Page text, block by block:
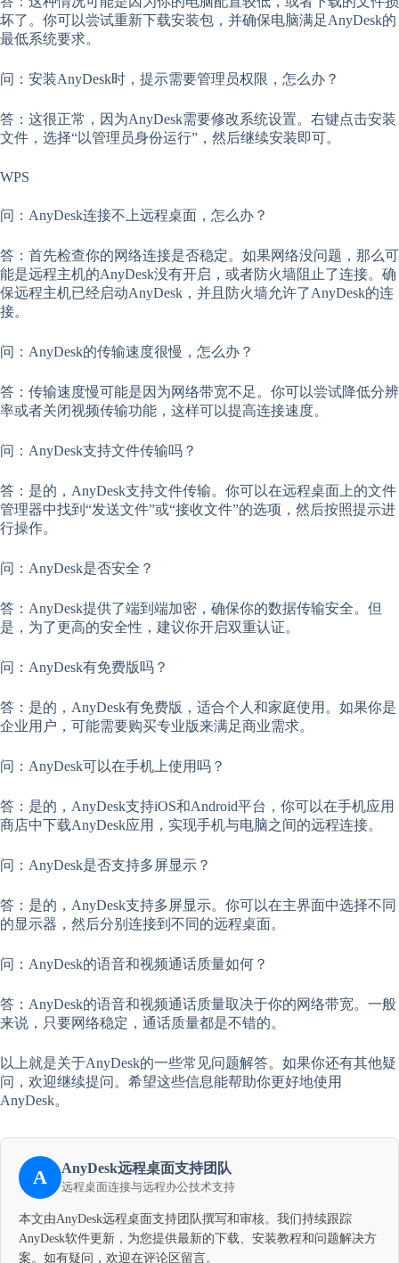
坏了。你可以尝试重新下载安装包，并确保电脑满足AnyDesk的
最低系统要求。
问：安装AnyDesk时，提示需要管理员权限，怎么办？
答：这很正常，因为AnyDesk需要修改系统设置。右键点击安装
文件，选择“以管理员身份运行”，然后继续安装即可。
WPS
问：AnyDesk连接不上远程桌面，怎么办？
答：首先检查你的网络连接是否稳定。如果网络没问题，那么可
能是远程主机的AnyDesk没有开启，或者防火墙阻止了连接。确
保远程主机已经启动AnyDesk，并且防火墙允许了AnyDesk的连
接。
问：AnyDesk的传输速度很慢，怎么办？
答：传输速度慢可能是因为网络带宽不足。你可以尝试降低分辨
率或者关闭视频传输功能，这样可以提高连接速度。
问：AnyDesk支持文件传输吗？
答：是的，AnyDesk支持文件传输。你可以在远程桌面上的文件
管理器中找到“发送文件”或“接收文件”的选项，然后按照提示进
行操作。
问：AnyDesk是否安全？
答：AnyDesk提供了端到端加密，确保你的数据传输安全。但
是，为了更高的安全性，建议你开启双重认证。
问：AnyDesk有免费版吗？
答：是的，AnyDesk有免费版，适合个人和家庭使用。如果你是
企业用户，可能需要购买专业版来满足商业需求。
问：AnyDesk可以在手机上使用吗？
答：是的，AnyDesk支持iOS和Android平台，你可以在手机应用
商店中下载AnyDesk应用，实现手机与电脑之间的远程连接。
问：AnyDesk是否支持多屏显示？
答：是的，AnyDesk支持多屏显示。你可以在主界面中选择不同
的显示器，然后分别连接到不同的远程桌面。
问：AnyDesk的语音和视频通话质量如何？
答：AnyDesk的语音和视频通话质量取决于你的网络带宽。一般
来说，只要网络稳定，通话质量都是不错的。
以上就是关于AnyDesk的一些常见问题解答。如果你还有其他疑
问，欢迎继续提问。希望这些信息能帮助你更好地使用
AnyDesk。
A AnyDesk远程桌面支持团队
远程桌面连接与远程办公技术支持
本文由AnyDesk远程桌面支持团队撰写和审核。我们持续跟踪
AnyDesk软件更新，为您提供最新的下载、安装教程和问题解决方
案。如有疑问，欢迎在评论区留言。